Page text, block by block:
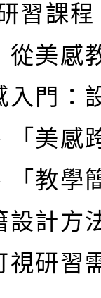
習課
從美感
入門
「美感
「教學
設計方
視研習